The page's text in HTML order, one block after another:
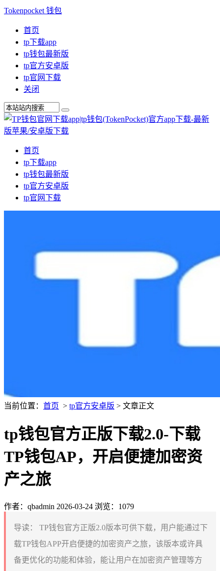
Tokenpocket 钱包
首页
tp下载app
tp钱包最新版
tp官方安卓版
tp官网下载
关闭
首页
tp下载app
tp钱包最新版
tp官方安卓版
tp官网下载
当前位置： 首页 > tp官方安卓版 > 文章正文
tp钱包官方正版下载2.0-下载
TP钱包AP，开启便捷加密资
产之旅
作者：qbadmin 2026-03-24 浏览：1079
导读：
TP钱包官方正版2.0版本可供下载，用户能通过下
载TP钱包APP开启便捷的加密资产之旅，该版本或许具
备更优化的功能和体验，能让用户在加密资产管理等方